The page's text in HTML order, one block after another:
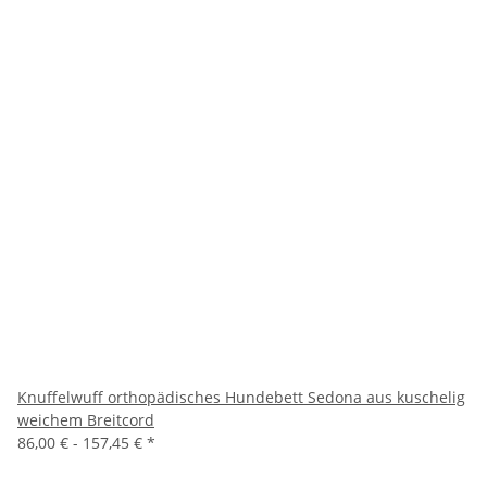
Knuffelwuff orthopädisches Hundebett Sedona aus kuschelig
weichem Breitcord
86,00 € - 157,45 € *